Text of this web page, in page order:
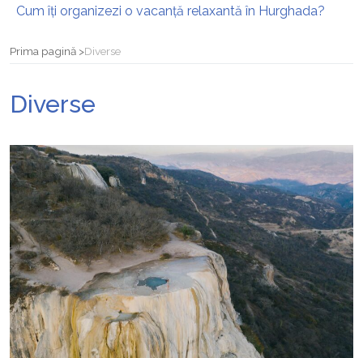
Cum îți organizezi o vacanță relaxantă în Hurghada?
Diverticulita: când este necesară operația?
Prima pagină Diverse
Diverse